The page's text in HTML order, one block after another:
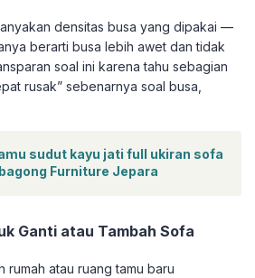
densitas busa yang dipakai —
berarti busa lebih awet dan tidak
soal ini karena tahu sebagian
rusak” sebenarnya soal busa,
sudut kayu jati full ukiran sofa
Furniture Jepara
Ganti atau Tambah Sofa
rumah atau ruang tamu baru